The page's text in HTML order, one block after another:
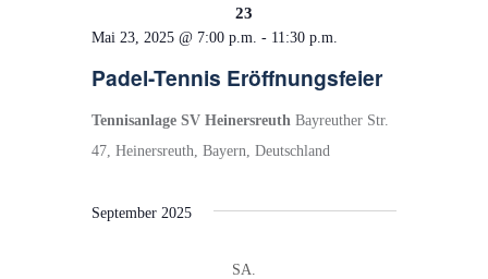
23
Padel-Tennis Eröffnungsfeier
Mai 23, 2025 @ 7:00 p.m. - 11:30 p.m.
Tennisanlage SV Heinersreuth Bayreuther Str.
47, Heinersreuth, Bayern, Deutschland
September 2025
SA.